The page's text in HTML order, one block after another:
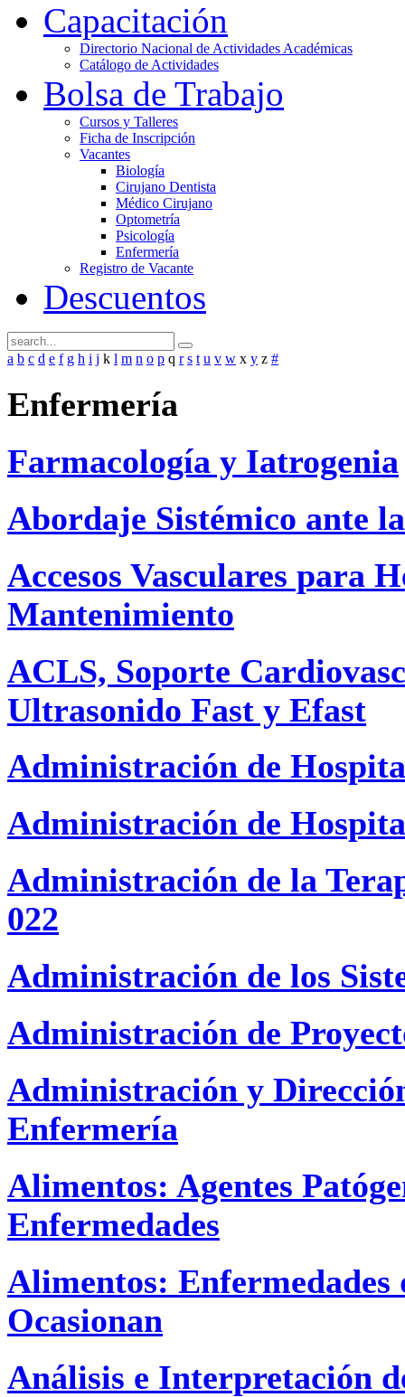
Capacitación
Directorio Nacional de Actividades Académicas
Catálogo de Actividades
Bolsa de Trabajo
Cursos y Talleres
Ficha de Inscripción
Vacantes
Biología
Cirujano Dentista
Médico Cirujano
Optometría
Psicología
Enfermería
Registro de Vacante
Descuentos
a b c d e f g h i j k l m n o p q r s t u v w x y z #
Enfermería
Farmacología y Iatrogenia
Abordaje Sistémico ante
Accesos Vasculares para
Mantenimiento
ACLS, Soporte
Ultrasonido Fast y Efast
Administración de
Administración de
Administración de la
022
Administración de los
Administración de
Administración y
Enfermería
Alimentos: Agentes
Enfermedades
Alimentos: Enfermedades
Ocasionan
Análisis e Interpretación